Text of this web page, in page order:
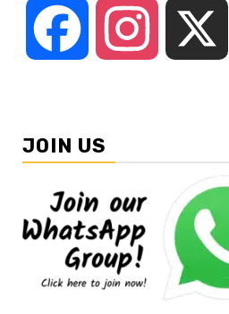
Facebook Instagram
JOIN US